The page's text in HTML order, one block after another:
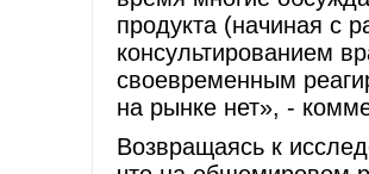
продукта (начиная с
консультированием
своевременным
на рынке нет», -
Возвращаясь к